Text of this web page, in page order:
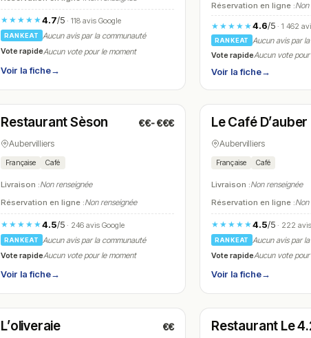
★★★★★4.7/5· 118 avis Google
RANKEAT
Aucun avis par la communauté
Vote rapideAucun vote pour le moment
Voir la fiche→
Réservation en ligne :Non
★★★★★4.6/5· 1 462
RANKEAT
Aucun avis par
Vote rapideAucun vote
Voir la fiche→
N° 9
Ouvert(12:00 – 15:00)
Restaurant Sèson €€-€€€
Aubervilliers
Française Café
Livraison :Non renseignée
Réservation en ligne :Non renseignée
★★★★★4.5/5· 246 avis Google
RANKEAT
Aucun avis par la communauté
Vote rapideAucun vote pour le moment
Voir la fiche→
N° 10
Ouvert(08:00 – 00:00)
Le Café D’auber
Aubervilliers
Française Café
Livraison :Non renseignée
Réservation en ligne :Non
★★★★★4.5/5· 222
RANKEAT
Aucun avis par
Vote rapideAucun vote
Voir la fiche→
N° 12
Ouvert(08:30 – 21:30)
L’oliveraie €€ N° 13
Ouvert(07:00 – 17:00)
Restaurant Le